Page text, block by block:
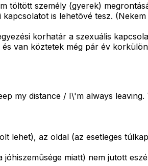
töltött személy (gyerek)
is lehetõvé tesz.
korhatár a szexuális
van köztetek még pár év
my distance / I\'m always
lehet), az oldal (az esetleges
miatt) nem jutott